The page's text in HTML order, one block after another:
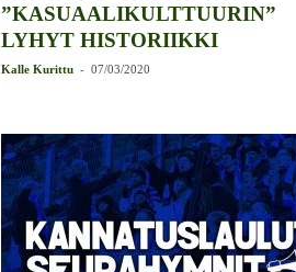
”KASUAALIKULTTUURIN”
LYHYT HISTORIIKKI
Kalle Kurittu - 07/03/2020